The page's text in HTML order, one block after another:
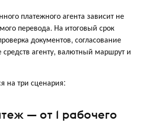
платежного агента зависит не
перевода. На итоговый срок
документов, согласование
средств агенту, валютный маршрут и
на три сценария:
— от 1 рабочего